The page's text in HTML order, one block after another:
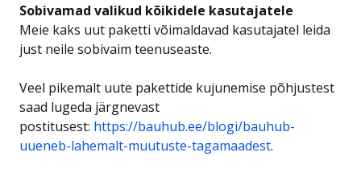
Sobivamad valikud kõikidele kasutajatele
Meie kaks uut paketti võimaldavad kasutajatel leida
just neile sobivaim teenuseaste.
Veel pikemalt uute pakettide kujunemise põhjustest
saad lugeda järgnevast
postitusest: https://bauhub.ee/blogi/bauhub-
uueneb-lahemalt-muutuste-tagamaadest.